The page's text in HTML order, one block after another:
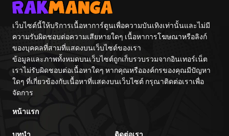
เว็บไซต์นี้ให้บริการเนื้อหาการ์ตูนเพื่อความบันเทิงเท่านั้นและไม่มี
ความรับผิดชอบต่อความเสียหายใดๆ เนื้อหาการโฆษณาหรือลิงก์
ของบุคคลที่สามที่แสดงบนเว็บไซต์ของเรา
ข้อมูลและภาพทั้งหมดบนเว็บไซต์ถูกเก็บรวบรวมจากอินเทอร์เน็ต
เราไม่รับผิดชอบต่อเนื้อหาใดๆ หากคุณหรือองค์กรของคุณมีปัญหา
ใดๆ ที่เกี่ยวข้องกับเนื้อหาที่แสดงบนเว็บไซต์ กรุณาติดต่อเราเพื่อ
จัดการ
หน้าแรก